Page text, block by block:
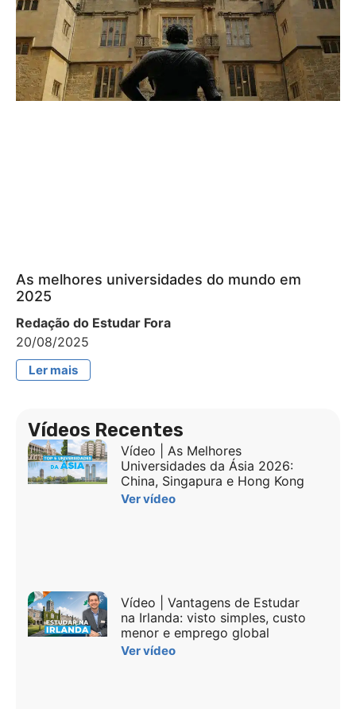
As melhores universidades do mundo em
2025
Redação do Estudar Fora
20/08/2025
Ler mais
Vídeos Recentes
Vídeo | As Melhores
Universidades da Ásia 2026:
China, Singapura e Hong Kong
Ver vídeo
Vídeo | Vantagens de Estudar
na Irlanda: visto simples, custo
menor e emprego global
Ver vídeo